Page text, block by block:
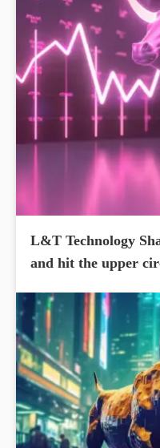
L&T Technology
and hit the upper